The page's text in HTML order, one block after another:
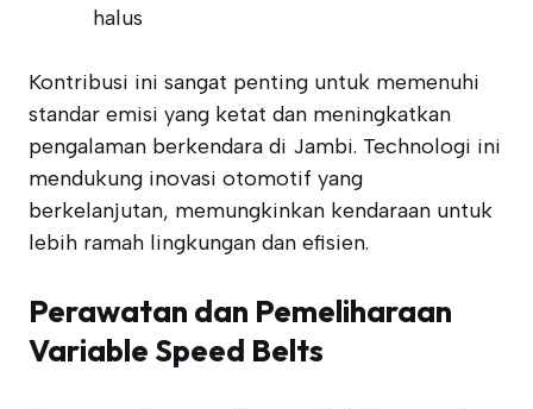
halus
Kontribusi ini sangat penting untuk memenuhi
standar emisi yang ketat dan meningkatkan
pengalaman berkendara di Jambi. Technologi ini
mendukung inovasi otomotif yang
berkelanjutan, memungkinkan kendaraan untuk
lebih ramah lingkungan dan efisien.
Perawatan dan Pemeliharaan
Variable Speed Belts